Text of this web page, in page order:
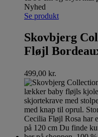
Nyhed
Se produkt
Skovbjerg
Fløjl
499,00 kr.